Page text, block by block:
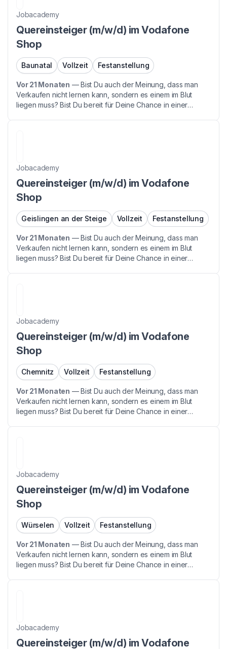
Jobacademy
Quereinsteiger (m/w/d) im Vodafone
Shop
Baunatal Vollzeit Festanstellung
Vor 21 Monaten —Bist Du auch der Meinung, dass man
Verkaufen nicht lernen kann, sondern es einem im Blut
liegen muss? Bist Du bereit für Deine Chance in einer
Jobacademy
Quereinsteiger (m/w/d) im Vodafone
Shop
Geislingen an der Steige Vollzeit Festanstellung
Vor 21 Monaten —Bist Du auch der Meinung, dass man
Verkaufen nicht lernen kann, sondern es einem im Blut
liegen muss? Bist Du bereit für Deine Chance in einer
Jobacademy
Quereinsteiger (m/w/d) im Vodafone
Shop
Chemnitz Vollzeit Festanstellung
Vor 21 Monaten —Bist Du auch der Meinung, dass man
Verkaufen nicht lernen kann, sondern es einem im Blut
liegen muss? Bist Du bereit für Deine Chance in einer
Jobacademy
Quereinsteiger (m/w/d) im Vodafone
Shop
Würselen Vollzeit Festanstellung
Vor 21 Monaten —Bist Du auch der Meinung, dass man
Verkaufen nicht lernen kann, sondern es einem im Blut
liegen muss? Bist Du bereit für Deine Chance in einer
Jobacademy
Quereinsteiger (m/w/d) im Vodafone